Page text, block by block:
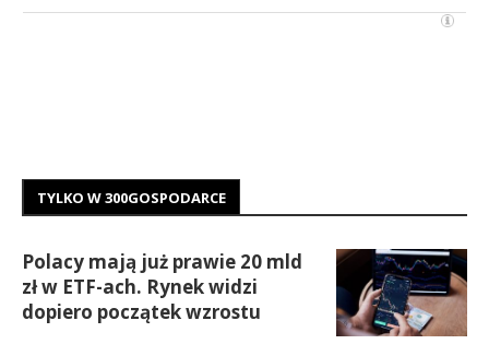
TYLKO W 300GOSPODARCE
Polacy mają już prawie 20 mld
zł w ETF-ach. Rynek widzi
dopiero początek wzrostu